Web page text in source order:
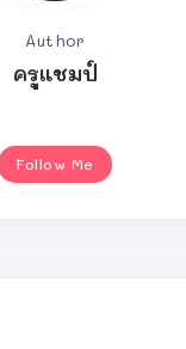
Author
ครูแชมป์
Follow Me